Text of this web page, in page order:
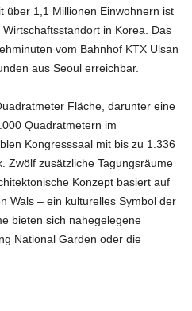
über 1,1 Millionen Einwohnern ist
in Korea. Das
vom Bahnhof KTX Ulsan
aus Seoul erreichbar.
Fläche, darunter eine
Quadratmetern im
Kongresssaal mit bis zu 1.336
Zwölf zusätzliche Tagungsräume
Konzept basiert auf
Wals – ein kulturelles Symbol der
bieten sich nahegelegene
National Garden oder die